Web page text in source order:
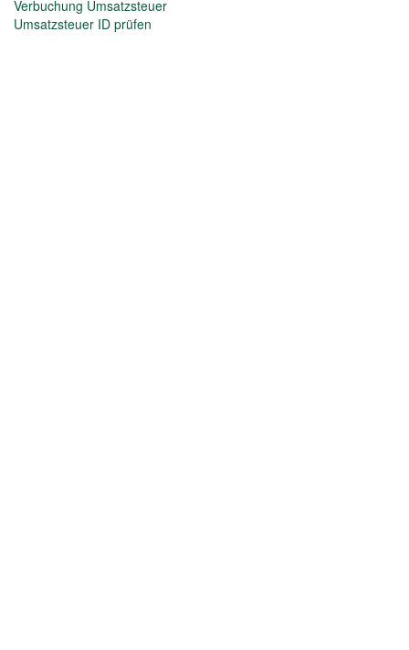
Verbuchung Umsatzsteuer
Umsatzsteuer ID prüfen